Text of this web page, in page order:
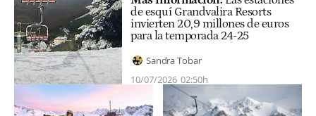
de esquí Grandvalira Resorts
invierten 20,9 millones de euros
para la temporada 24-25
Sandra Tobar
10/07/2026 02:50h